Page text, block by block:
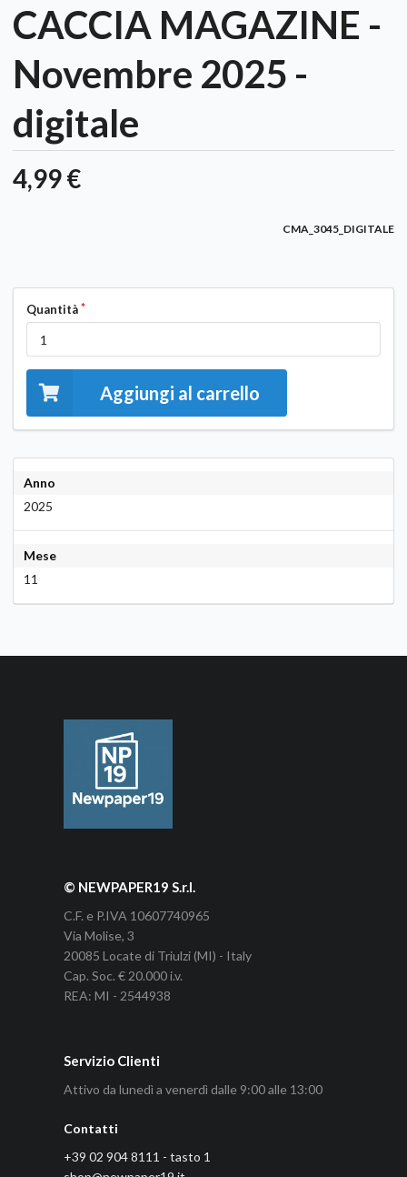
CACCIA MAGAZINE -
Novembre 2025 -
digitale
4,99 €
CMA_3045_DIGITALE
Quantità
Aggiungi al carrello
Anno
2025
Mese
11
© NEWPAPER19 S.r.l.
C.F. e P.IVA 10607740965
Via Molise, 3
20085 Locate di Triulzi (MI) - Italy
Cap. Soc. € 20.000 i.v.
REA: MI - 2544938
Servizio Clienti
Attivo da lunedì a venerdì dalle 9:00 alle 13:00
Contatti
+39 02 904 8111 - tasto 1